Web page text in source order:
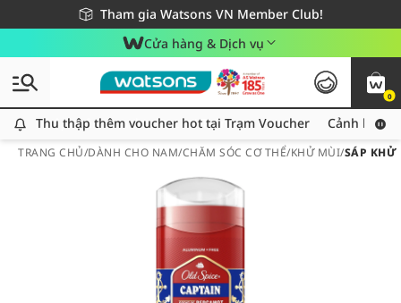
Tham gia Watsons VN Member Club!
Miễn phí giao hàng cho đơn hàng từ 249,000Đ
Giao hàng nhanh 24h - Áp dụng khu vực TP. Hồ Chí Minh
Cửa hàng & Dịch vụ
0
Thu thập thêm voucher hot tại Trạm Voucher
Thu thập thêm voucher hot tại Trạm Voucher Cảnh báo
TRANG CHỦ/DÀNH CHO NAM/CHĂM SÓC CƠ THỂ/KHỬ MÙI/SÁP KHỬ